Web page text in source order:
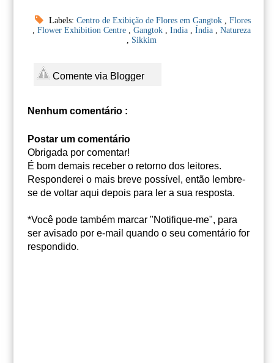
Labels: Centro de Exibição de Flores em Gangtok , Flores
, Flower Exhibition Centre , Gangtok , India , Índia , Natureza
, Sikkim
Comente via Blogger
Nenhum comentário :
Postar um comentário
Obrigada por comentar!
É bom demais receber o retorno dos leitores.
Responderei o mais breve possível, então lembre-
se de voltar aqui depois para ler a sua resposta.
*Você pode também marcar "Notifique-me", para
ser avisado por e-mail quando o seu comentário for
respondido.